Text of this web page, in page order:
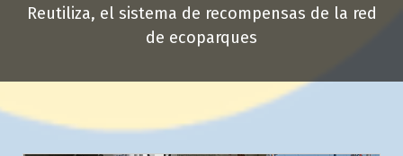
Reutiliza, el sistema de recompensas de la red
de ecoparques